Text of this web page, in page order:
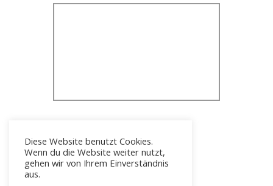
Diese Website benutzt Cookies.
Wenn du die Website weiter nutzt,
gehen wir von Ihrem Einverständnis
aus.